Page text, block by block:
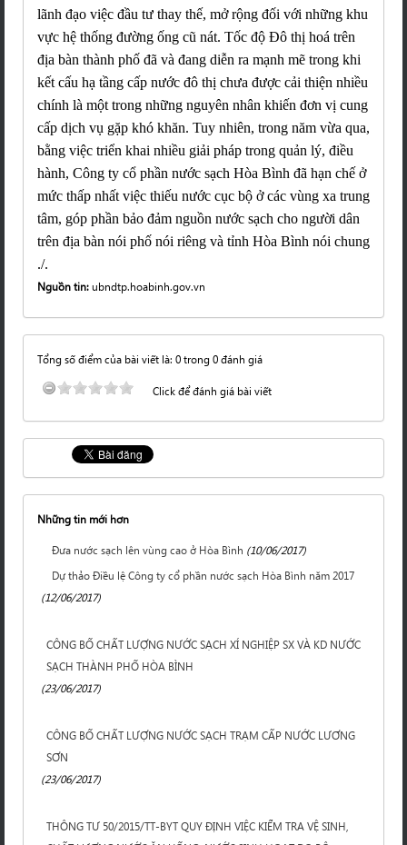
lãnh đạo việc đầu tư thay thế, mở rộng đối với những khu
vực hệ thống đường ống cũ nát. Tốc độ Đô thị hoá trên
địa bàn thành phố đã và đang diễn ra mạnh mẽ trong khi
kết cấu hạ tầng cấp nước đô thị chưa được cải thiện nhiều
chính là một trong những nguyên nhân khiến đơn vị cung
cấp dịch vụ gặp khó khăn. Tuy nhiên, trong năm vừa qua,
bằng việc triển khai nhiều giải pháp trong quản lý, điều
hành, Công ty cổ phần nước sạch Hòa Bình đã hạn chế ở
mức thấp nhất việc thiếu nước cục bộ ở các vùng xa trung
tâm, góp phần bảo đảm nguồn nước sạch cho người dân
trên địa bàn nói phố nói riêng và tỉnh Hòa Bình nói chung
./.
Nguồn tin: ubndtp.hoabinh.gov.vn
Tổng số điểm của bài viết là: 0 trong 0 đánh giá
Click để đánh giá bài viết
Những tin mới hơn
Đưa nước sạch lên vùng cao ở Hòa Bình (10/06/2017)
Dự thảo Điều lệ Công ty cổ phần nước sạch Hòa Bình năm 2017
(12/06/2017)
CÔNG BỐ CHẤT LƯỢNG NƯỚC SẠCH XÍ NGHIỆP SX VÀ KD NƯỚC
SẠCH THÀNH PHỐ HÒA BÌNH
(23/06/2017)
CÔNG BỐ CHẤT LƯỢNG NƯỚC SẠCH TRẠM CẤP NƯỚC LƯƠNG
SƠN
(23/06/2017)
THÔNG TƯ 50/2015/TT-BYT QUY ĐỊNH VIỆC KIỂM TRA VỆ SINH,